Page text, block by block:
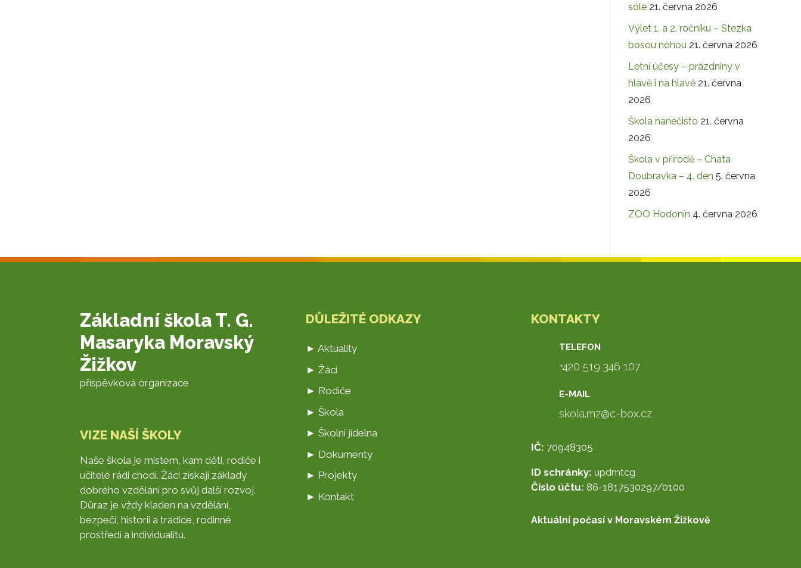
sóle 21. června 2026
Výlet 1. a 2. ročníku – Stezka
bosou nohou 21. června 2026
Letní účesy – prázdniny v
hlavě i na hlavě 21. června
2026
Škola nanečisto 21. června
2026
Škola v přírodě – Chata
Doubravka – 4. den 5. června
2026
ZOO Hodonín 4. června 2026
Základní škola T. G.
Masaryka Moravský
Žižkov
příspěvková organizace
VIZE NAŠÍ ŠKOLY
Naše škola je místem, kam děti, rodiče i
učitelé rádi chodí. Žáci získají základy
dobrého vzdělání pro svůj další rozvoj.
Důraz je vždy kladen na vzdělání,
bezpečí, historii a tradice, rodinné
prostředí a individualitu.
DŮLEŽITÉ ODKAZY
► Aktuality
► Žáci
► Rodiče
► Škola
► Školní jídelna
► Dokumenty
► Projekty
► Kontakt
KONTAKTY
TELEFON
+420 519 346 107
E-MAIL
skola.mz@c-box.cz
IČ: 70948305
ID schránky: updmtcg
Číslo účtu: 86-1817530297/0100
Aktuální počasí v Moravském Žižkově